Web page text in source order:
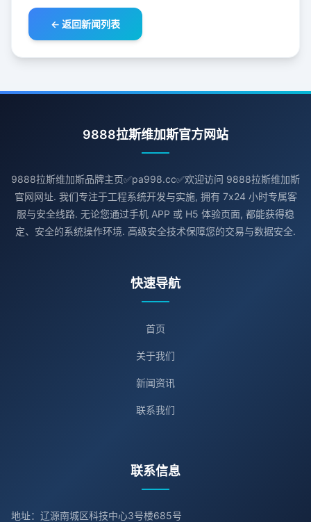
← 返回新闻列表
9888拉斯维加斯官方网站
9888拉斯维加斯品牌主页✅pa998.cc✅欢迎访问 9888拉斯维加斯
官网网址. 我们专注于工程系统开发与实施, 拥有 7x24 小时专属客
服与安全线路. 无论您通过手机 APP 或 H5 体验页面, 都能获得稳
定、安全的系统操作环境. 高级安全技术保障您的交易与数据安全.
快速导航
首页
关于我们
新闻资讯
联系我们
联系信息
地址：辽源南城区科技中心3号楼685号